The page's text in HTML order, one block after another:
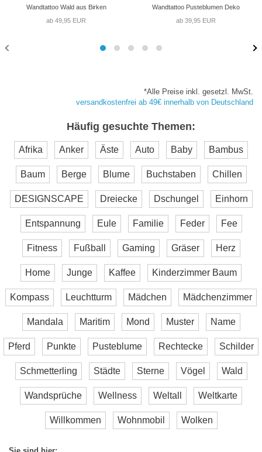
Wandtattoo Wald aus Birken
ab 49,95 EUR
Wandtattoo Pusteblumen Deko
ab 39,95 EUR
*Alle Preise inkl. gesetzl. MwSt.
versandkostenfrei ab 49€ innerhalb von Deutschland
Häufig gesuchte Themen:
Afrika Anker Äste Auto Baby Bambus
Baum Berge Blume Buchstaben Chillen
DESIGNSCAPE Dreiecke Dschungel Einhorn
Entspannung Eule Familie Feder Fee
Fitness Fußball Gaming Gräser Herz
Home Junge Kaffee Kinderzimmer Baum
Kompass Leuchtturm Mädchen Mädchenzimmer
Mandala Maritim Mond Muster Name
Pferd Punkte Pusteblume Rechtecke Schilder
Schmetterling Städte Sterne Vögel Wald
Wandsprüche Wellness Weltall Weltkarte
Willkommen Wohnmobil Wolken